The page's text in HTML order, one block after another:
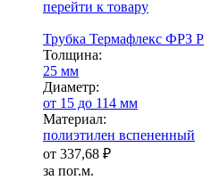
перейти к товару
Трубка Термафлекс ФРЗ P
Тол­щи­на:
25 мм
Диаметр:
от 15 до 114 мм
Ма­­те­­ри­­ал:
полиэтилен вспененный
от 337,68 ₽
за пог.м.